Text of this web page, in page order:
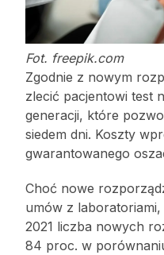
Fot. freepik.com
Zgodnie z nowym
zlecić pacjentowi test
generacji, które
siedem dni. Koszty
gwarantowanego
Choć nowe
umów z
2021 liczba nowych
84 proc. w